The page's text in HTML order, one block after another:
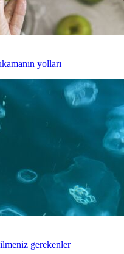
yolları
gerekenler